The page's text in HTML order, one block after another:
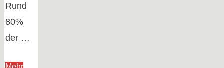
Rund
80%
der …